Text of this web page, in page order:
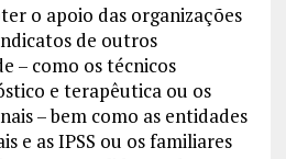
o apoio das organizações
de outros
– como os técnicos
e terapêutica ou os
– bem como as entidades
e as IPSS ou os familiares